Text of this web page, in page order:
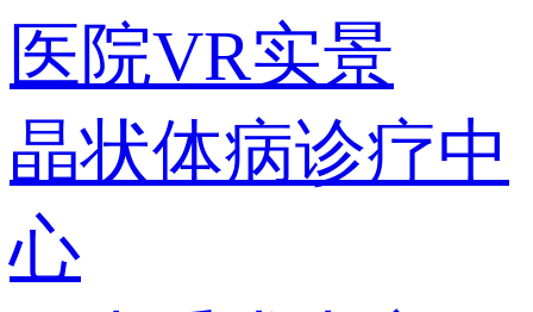
医院VR实景
晶状体病诊疗中
心